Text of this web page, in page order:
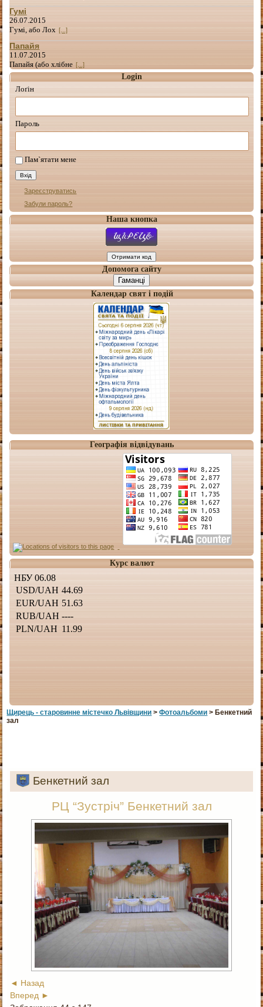
Гумі
26.07.2015
Гумі, або Лох [...]
Папайя
11.07.2015
Папайя (або хлібне [...]
Login
Лоґін
Пароль
Пам`ятати мене
Зареєструватись
Забули пароль?
Наша кнопка
Допомога сайту
Гаманці
Календар свят і подій
Географія відвідувань
Курс валют
Щирець - старовинне мiстечко Львiвщини >Фотоальбоми > Бенкетний
зал
Бенкетний зал
РЦ “Зустріч” Бенкетний зал
◄ Назад
Вперед ►